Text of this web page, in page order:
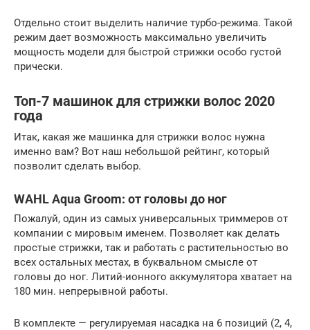
Отдельно стоит выделить наличие турбо-режима. Такой
режим дает возможность максимально увеличить
мощность модели для быстрой стрижки особо густой
прически.
Топ-7 машинок для стрижки волос 2020
года
Итак, какая же машинка для стрижки волос нужна
именно вам? Вот наш небольшой рейтинг, который
позволит сделать выбор.
WAHL Aqua Groom: от головы до ног
Пожалуй, один из самых универсальных триммеров от
компании с мировым именем. Позволяет как делать
простые стрижки, так и работать с растительностью во
всех остальных местах, в буквальном смысле от
головы до ног. Литий-ионного аккумулятора хватает на
180 мин. непрерывной работы.
В комплекте — регулируемая насадка на 6 позиций (2, 4,